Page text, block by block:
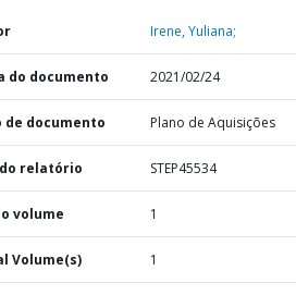
Irene, Yuliana;
do documento 2021/02/24
de documento Plano de Aquisições
relatório STEP45534
volume 1
Volume(s) 1